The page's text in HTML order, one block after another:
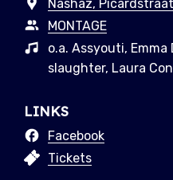
Nashaz,
MONTAGE
o.a. Assyouti, Emma
slaughter, Laura
LINKS
Facebook
Tickets